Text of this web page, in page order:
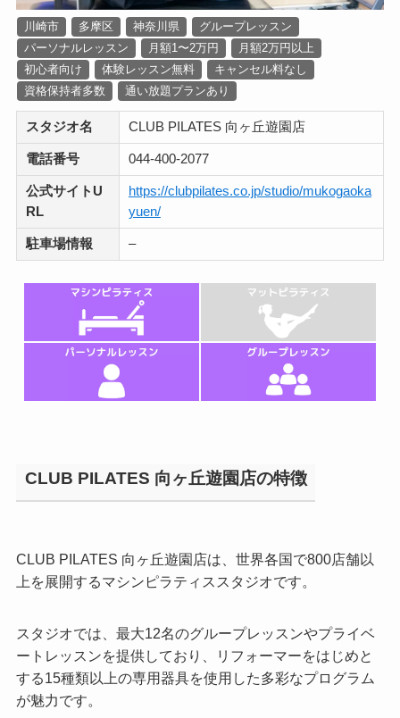
川崎市 多摩区 神奈川県
グループレッスン
パーソナルレッスン
月額1〜2万円
月額2万円以上
初心者向け
体験レッスン無料
キャンセル料なし
資格保持者多数
通い放題プランあり
スタジオ名 CLUB PILATES 向ヶ丘遊園店
電話番号 044-400-2077
公式サイトU
RL
https://clubpilates.co.jp/studio/mukogaoka
yuen/
駐車場情報 –
CLUB PILATES 向ヶ丘遊園店の特徴
CLUB PILATES 向ヶ丘遊園店は、世界各国で800店舗以
上を展開するマシンピラティススタジオです。
スタジオでは、最大12名のグループレッスンやプライベ
ートレッスンを提供しており、リフォーマーをはじめと
する15種類以上の専用器具を使用した多彩なプログラム
が魅力です。